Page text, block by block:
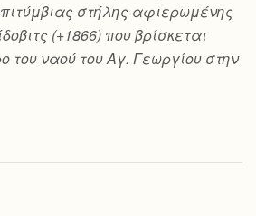
στήλης αφιερωμένης
(+1866) που βρίσκεται
του ναού του Αγ. Γεωργίου στην